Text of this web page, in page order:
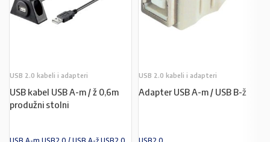
USB 2.0 kabeli i adapteri
USB kabel USB A-m / ž 0,6m
produžni stolni
USB 2.0 kabeli i adapteri
Adapter USB A-m / USB B-ž